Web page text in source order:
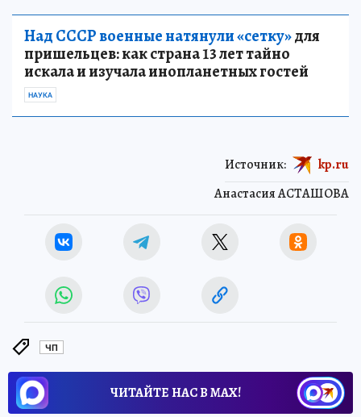
Над СССР военные натянули «сетку»для
пришельцев: как страна 13 лет тайно
искала и изучала инопланетных гостей
НАУКА
Анастасия АСТАШОВА
Источник: kp.ru
ЧП
ЧИТАЙТЕ НАС В МАХ!